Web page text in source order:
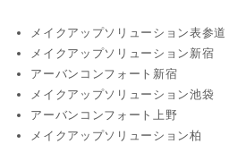
メイクアップソリューション表参道
メイクアップソリューション新宿
アーバンコンフォート新宿
メイクアップソリューション池袋
アーバンコンフォート上野
メイクアップソリューション柏